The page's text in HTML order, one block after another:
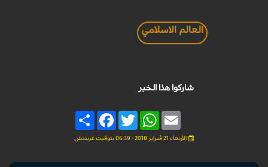
العالم الاسلامي
شاركوا هذا الخبر
Share
FacebookTwitter
WhatsAppEmail
الأربعاء 21 فبراير 2018 - 06:39 بتوقيت غرينتش